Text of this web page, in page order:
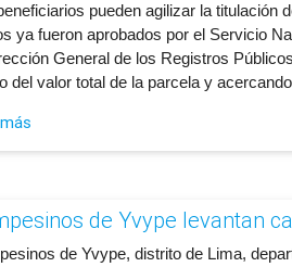
pueden agilizar la titulación
ya fueron aprobados por el Servicio
General de los Registros
del valor total de la parcela y
de Yvype levantan
de Yvype, distrito de Lima,